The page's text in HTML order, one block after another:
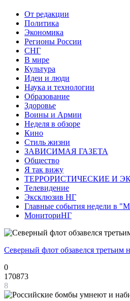
От редакции
Политика
Экономика
Регионы России
СНГ
В мире
Культура
Идеи и люди
Наука и технологии
Образование
Здоровье
Воины и Армии
Неделя в обзоре
Кино
Стиль жизни
ЗАВИСИМАЯ ГАЗЕТА
Общество
Я так вижу
ТЕРРОРИСТИЧЕСКИЕ И
Телевидение
Эксклюзив НГ
Главные события недели в
МониториНГ
Северный флот обзавелся третьим
0
170873
8